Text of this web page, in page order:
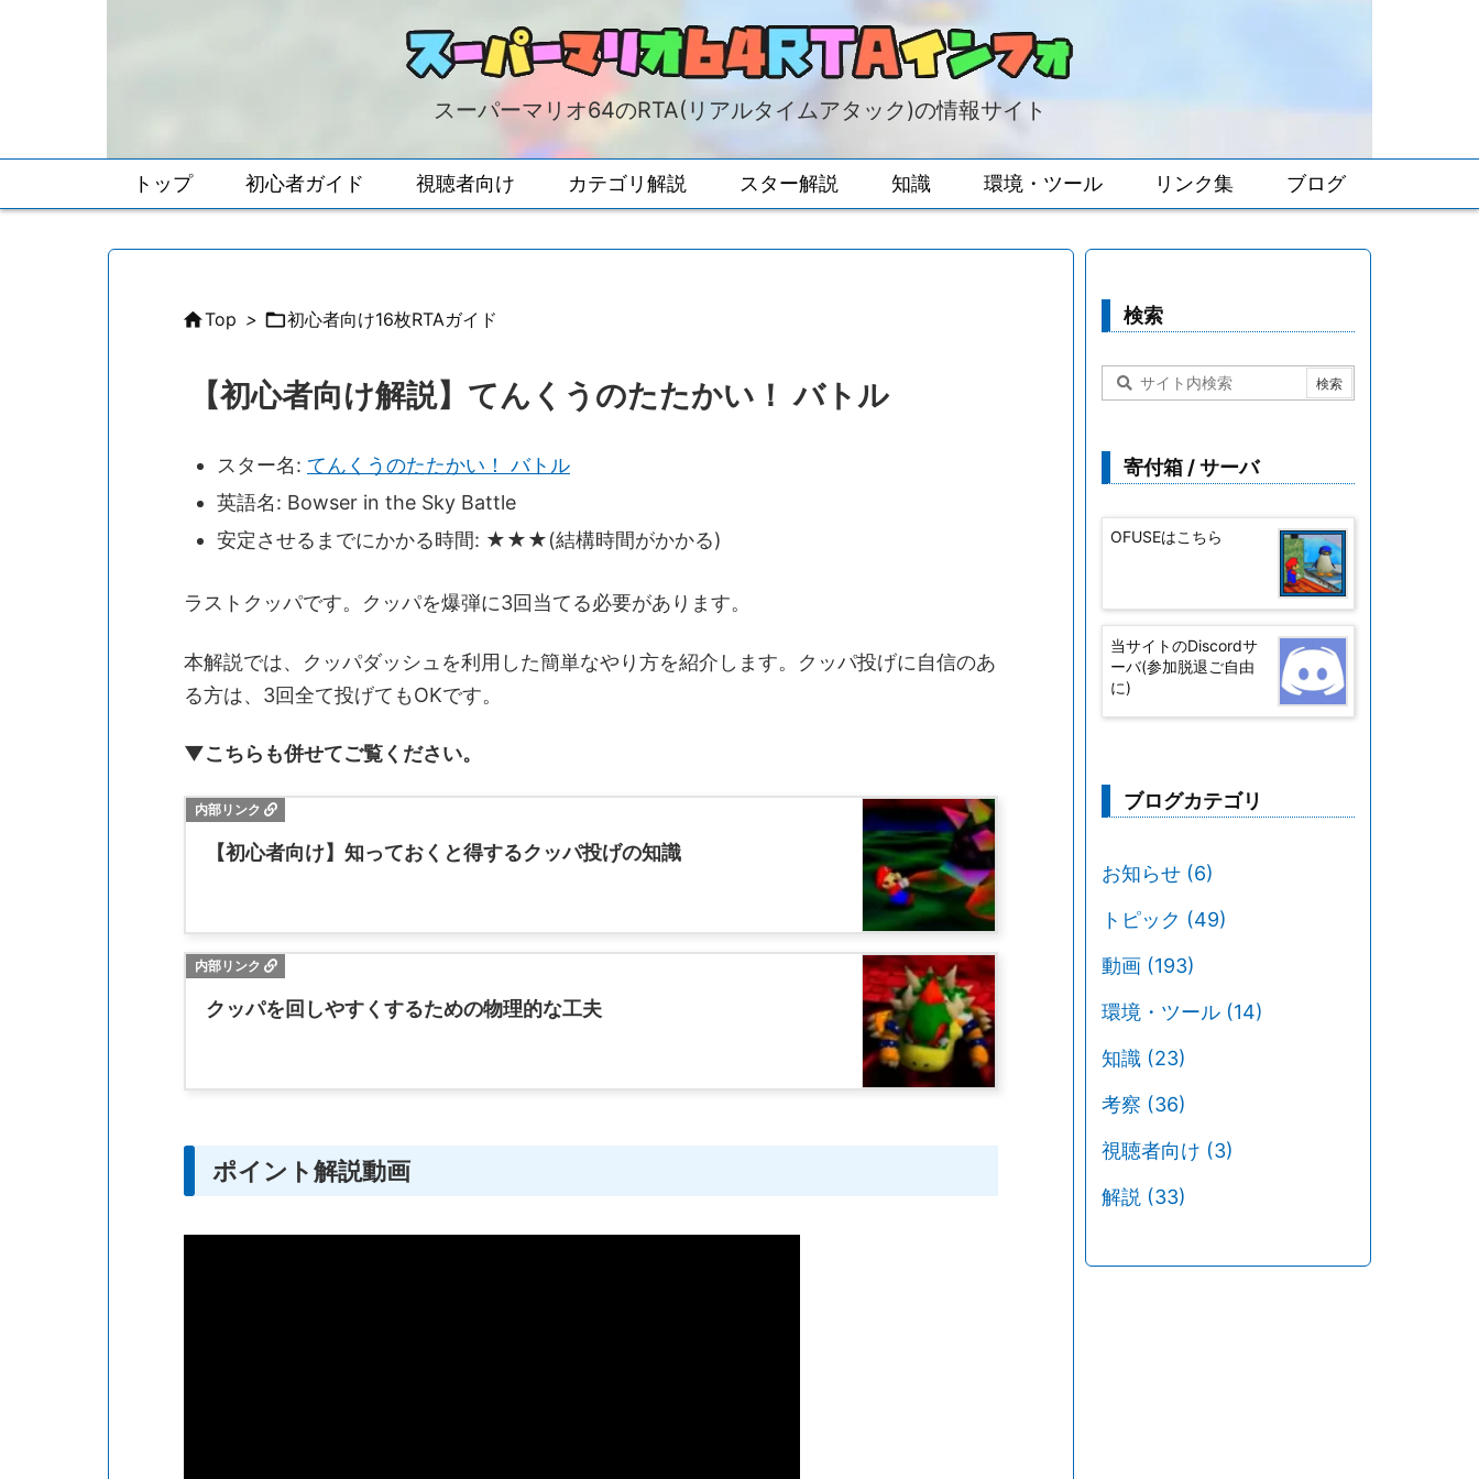
スーパーマリオ64のRTA(リアルタイムアタック)の情報サイト
トップ 初心者ガイド 視聴者向け カテゴリ解説 スター解説 知識 環境・ツール リンク集 ブログ
Top > 初心者向け16枚RTAガイド
【初心者向け解説】てんくうのたたかい！ バトル
スター名: てんくうのたたかい！ バトル
英語名: Bowser in the Sky Battle
安定させるまでにかかる時間: ★★★(結構時間がかかる)
ラストクッパです。クッパを爆弾に3回当てる必要があります。
本解説では、クッパダッシュを利用した簡単なやり方を紹介します。クッパ投げに自信のあ
る方は、3回全て投げてもOKです。
▼こちらも併せてご覧ください。
【初心者向け】知っておくと得するクッパ投げの知識
クッパを回しやすくするための物理的な工夫
ポイント解説動画
検索
寄付箱 / サーバ
OFUSEはこちら
当サイトのDiscordサ
ーバ(参加脱退ご自由
に)
ブログカテゴリ
お知らせ (6)
トピック (49)
動画 (193)
環境・ツール (14)
知識 (23)
考察 (36)
視聴者向け (3)
解説 (33)